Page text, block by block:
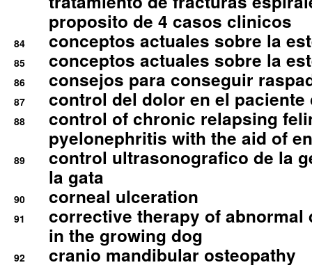
proposito de 4 casos clinicos
84 conceptos actuales sobre la
85 conceptos actuales sobre la
86 consejos para conseguir
87 control del dolor en el
88
control of chronic relapsing
pyelonephritis with the aid of
89
control ultrasonografico de la
la gata
90 corneal ulceration
91
corrective therapy of abnormal
in the growing dog
92 cranio mandibular osteopathy